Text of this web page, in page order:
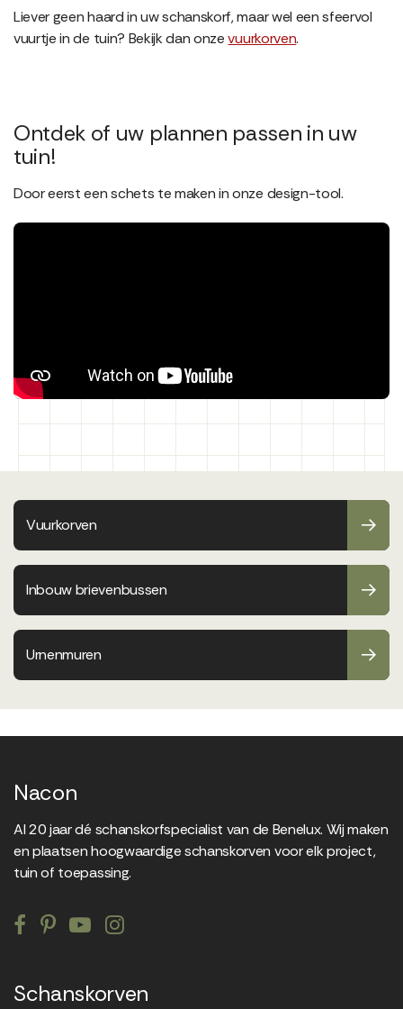
Liever geen haard in uw schanskorf, maar wel een sfeervol
vuurtje in de tuin? Bekijk dan onzevuurkorven.
Ontdek of uw plannen passen in uw
tuin!
Door eerst een schets te maken in onze design-tool.
Vuurkorven
Inbouw brievenbussen
Urnenmuren
Nacon
Al 20 jaar dé schanskorfspecialist van de Benelux. Wij maken
en plaatsen hoogwaardige schanskorven voor elk project,
tuin of toepassing.
Schanskorven